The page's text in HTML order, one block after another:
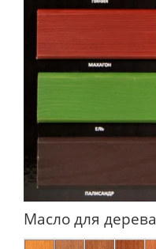
Масло для дерева